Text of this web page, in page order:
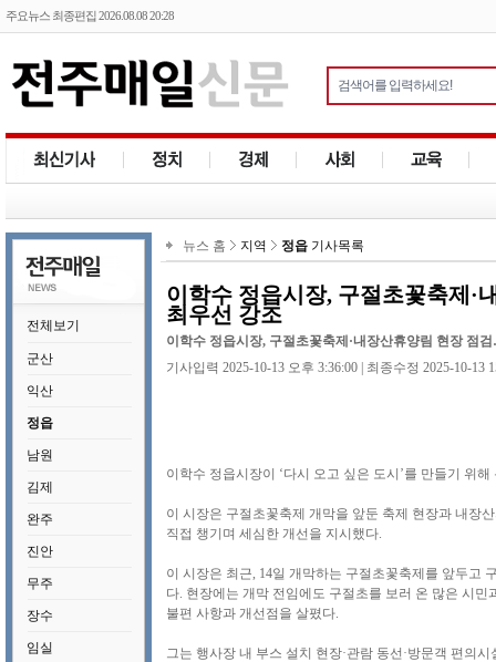
주요뉴스 최종편집 2026.08.08 20:28
전체보기
군산
익산
정읍
남원
김제
완주
진안
무주
장수
임실
뉴스 홈 지역 정읍 기사목록
이학수 정읍시장, 구절초꽃축제·
최우선 강조
이학수 정읍시장, 구절초꽃축제·내장산휴양림 현장 점
기사입력 2025-10-13 오후 3:36:00 | 최종수정 2025-10-13
이학수 정읍시장이 ‘다시 오고 싶은 도시’를 만들기 위
이 시장은 구절초꽃축제 개막을 앞둔 축제 현장과 내장
직접 챙기며 세심한 개선을 지시했다.
이 시장은 최근, 14일 개막하는 구절초꽃축제를 앞두고
다. 현장에는 개막 전임에도 구절초를 보러 온 많은 시
불편 사항과 개선점을 살폈다.
그는 행사장 내 부스 설치 현장·관람 동선·방문객 편의